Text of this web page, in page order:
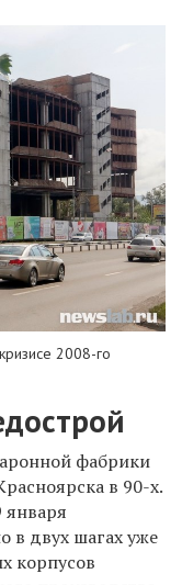
2008-го
фабрики
в 90-х.
января
в двух шагах уже
корпусов